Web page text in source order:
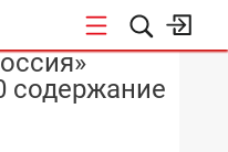
содержание